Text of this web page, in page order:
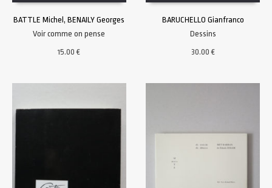
BATTLE Michel, BENAILY Georges
Voir comme on pense
15.00€
BARUCHELLO Gianfranco
Dessins
30.00€